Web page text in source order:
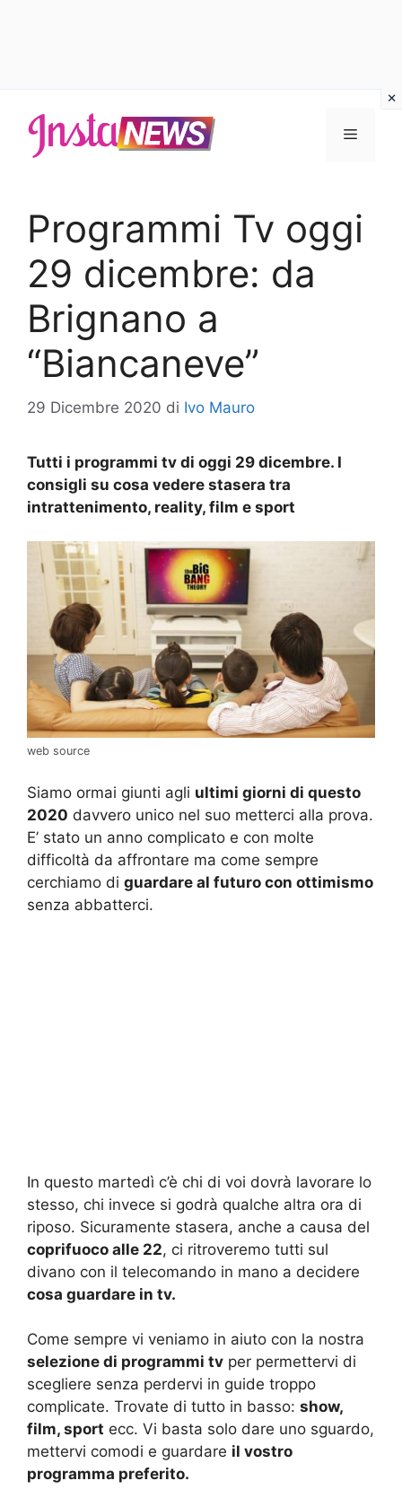
contenuto
Menu
Programmi Tv oggi
29 dicembre: da
Brignano a
“Biancaneve”
29 Dicembre 2020 di Ivo Mauro
Tutti i programmi tv di oggi 29 dicembre. I
consigli su cosa vedere stasera tra
intrattenimento, reality, film e sport
web source
Siamo ormai giunti agli ultimi giorni di questo
2020 davvero unico nel suo metterci alla prova.
E’ stato un anno complicato e con molte
difficoltà da affrontare ma come sempre
cerchiamo di guardare al futuro con ottimismo
senza abbatterci.
In questo martedì c’è chi di voi dovrà lavorare lo
stesso, chi invece si godrà qualche altra ora di
riposo. Sicuramente stasera, anche a causa del
coprifuoco alle 22, ci ritroveremo tutti sul
divano con il telecomando in mano a decidere
cosa guardare in tv.
Come sempre vi veniamo in aiuto con la nostra
selezione di programmi tv per permettervi di
scegliere senza perdervi in guide troppo
complicate. Trovate di tutto in basso: show,
film, sport ecc. Vi basta solo dare uno sguardo,
mettervi comodi e guardare il vostro
programma preferito.